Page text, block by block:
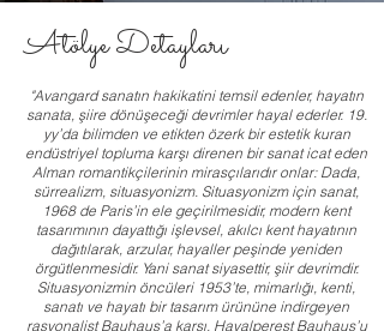
Atölye Detayları
"Avangard sanatın hakikatini temsil edenler, hayatın
sanata, şiire dönüşeceği devrimler hayal ederler. 19.
yy’da bilimden ve etikten özerk bir estetik kuran
endüstriyel topluma karşı direnen bir sanat icat eden
Alman romantikçilerinin mirasçılarıdır onlar: Dada,
sürrealizm, situasyonizm. Situasyonizm için sanat,
1968 de Paris’in ele geçirilmesidir, modern kent
tasarımının dayattığı işlevsel, akılcı kent hayatının
dağıtılarak, arzular, hayaller peşinde yeniden
örgütlenmesidir. Yani sanat siyasettir, şiir devrimdir.
Situasyonizmin öncüleri 1953’te, mimarlığı, kenti,
sanatı ve hayatı bir tasarım ürününe indirgeyen
rasyonalist Bauhaus’a karşı, Hayalperest Bauhaus’u